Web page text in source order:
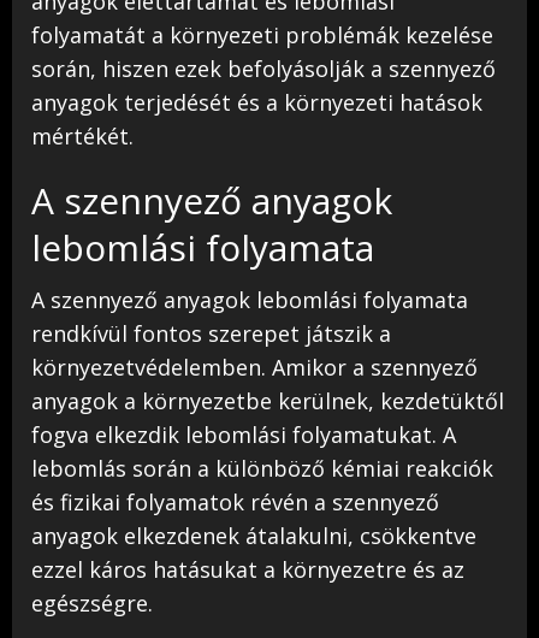
folyamatát a környezeti problémák kezelése
során, hiszen ezek befolyásolják a szennyező
anyagok terjedését és a környezeti hatások
mértékét.
A szennyező anyagok
lebomlási folyamata
A szennyező anyagok lebomlási folyamata
rendkívül fontos szerepet játszik a
környezetvédelemben. Amikor a szennyező
anyagok a környezetbe kerülnek, kezdetüktől
fogva elkezdik lebomlási folyamatukat. A
lebomlás során a különböző kémiai reakciók
és fizikai folyamatok révén a szennyező
anyagok elkezdenek átalakulni, csökkentve
ezzel káros hatásukat a környezetre és az
egészségre.